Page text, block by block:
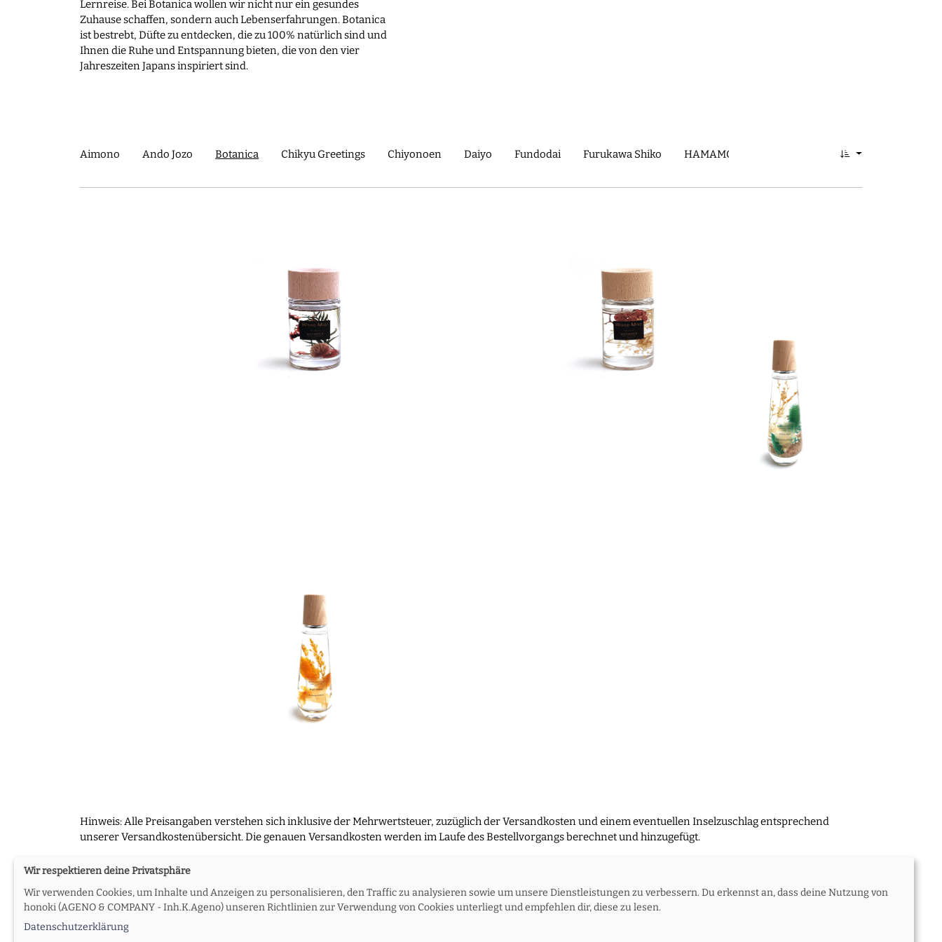
Lernreise. Bei Botanica wollen wir nicht nur ein gesundes
Zuhause schaffen, sondern auch Lebenserfahrungen. Botanica
ist bestrebt, Düfte zu entdecken, die zu 100% natürlich sind und
Ihnen die Ruhe und Entspannung bieten, die von den vier
Jahreszeiten Japans inspiriert sind.
Aimono Ando Jozo Botanica Chikyu Greetings Chiyonoen Daiyo Fundodai Furukawa Shiko HAMAMONYO Ishikawa Shuzo
Hinweis: Alle Preisangaben verstehen sich inklusive der Mehrwertsteuer, zuzüglich der Versandkosten und einem eventuellen Inselzuschlag entsprechend
unserer Versandkostenübersicht. Die genauen Versandkosten werden im Laufe des Bestellvorgangs berechnet und hinzugefügt.
Über uns AGB Impressum Datenschutzerklärung Kontakt Versand und Rückgabe Widerruf Zahlungsoptionen
Wir respektieren deine Privatsphäre
Wir verwenden Cookies, um Inhalte und Anzeigen zu personalisieren, den Traffic zu analysieren sowie um unsere Dienstleistungen zu verbessern. Du erkennst an, dass deine Nutzung von
honoki (AGENO & COMPANY - Inh.K.Ageno) unseren Richtlinien zur Verwendung von Cookies unterliegt und empfehlen dir, diese zu lesen.
Datenschutzerklärung